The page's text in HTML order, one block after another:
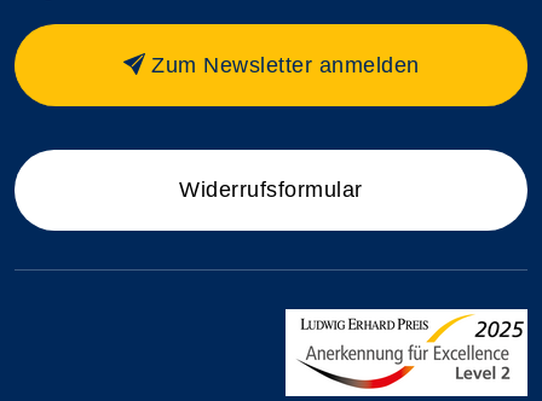
Zum Newsletter anmelden
Widerrufsformular